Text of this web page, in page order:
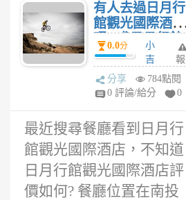
有人去過日月行
館觀光國際酒店
嗎? 求日月行館
觀光國際酒店評
價?
0.0分
小
吉
6
年
報
分享
784點閱
0 評論/給分
0
最近搜尋餐廳看到日月行
館觀光國際酒店，不知道
日月行館觀光國際酒店評
價如何? 餐廳位置在南投